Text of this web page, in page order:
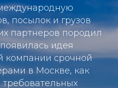
посылок и грузов
партнеров породил
идея
компании срочной
в Москве, как